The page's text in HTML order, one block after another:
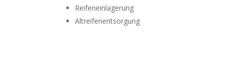
Reifeneinlagerung
Altreifenentsorgung